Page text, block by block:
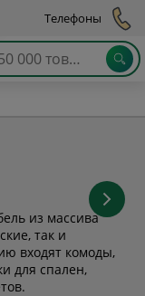
Телефоны
из массива
так и
входят комоды,
для спален,